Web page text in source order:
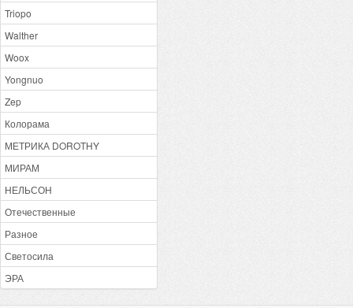
Triopo
Walther
Woox
Yongnuo
Zep
Колорама
МЕТРИКА DOROTHY
МИРАМ
НЕЛЬСОН
Отечественные
Разное
Светосила
ЭРА